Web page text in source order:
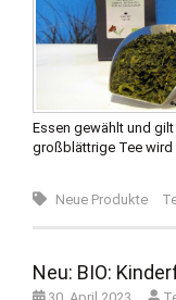
Essen gewählt und
großblättrige Tee wird
Neue Produkte
Neu: BIO: